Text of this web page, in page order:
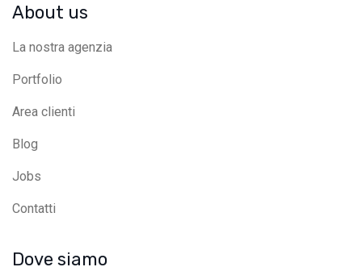
About us
La nostra agenzia
Portfolio
Area clienti
Blog
Jobs
Contatti
Dove siamo